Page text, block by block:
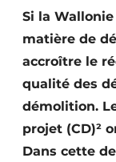
Si la
matière de
accroître le
qualité des
démolition.
projet (CD)²
Dans cette